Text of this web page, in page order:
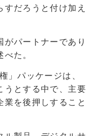
だろうと付け加え
パートナーであり
た。
」パッケージは、
うとする中で、主要
業を後押しすること